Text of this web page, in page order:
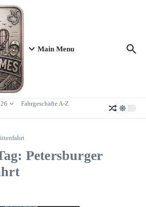
Main Menu
Fahrgeschäfte A-Z
Petersburger